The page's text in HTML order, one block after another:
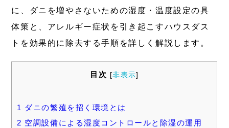
に、ダニを増やさないための湿度・温度設定の具
体策と、アレルギー症状を引き起こすハウスダス
トを効果的に除去する手順を詳しく解説します。
目次 [非表示]
1 ダニの繁殖を招く環境とは
2 空調設備による湿度コントロールと除湿の運用